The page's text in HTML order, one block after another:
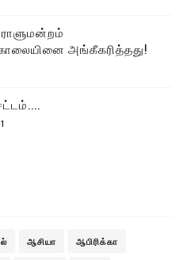
அங்கீகரித்தது!
ஆசியா ஆபிரிக்கா